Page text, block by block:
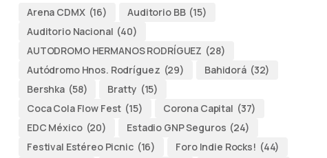
Arena CDMX (16) Auditorio BB (15)
Auditorio Nacional (40)
AUTODROMO HERMANOS RODRÍGUEZ (28)
Autódromo Hnos. Rodríguez (29) Bahidorá (32)
Bershka (58) Bratty (15)
Coca Cola Flow Fest (15) Corona Capital (37)
EDC México (20) Estadio GNP Seguros (24)
Festival Estéreo Picnic (16) Foro Indie Rocks! (44)